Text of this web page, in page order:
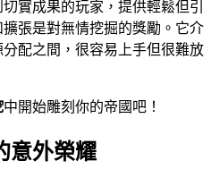
實成果的玩家，提供輕鬆但引
張是對無情挖掘的獎勵。它介
配之間，很容易上手但很難放
中開始雕刻你的帝國吧！
意外榮耀